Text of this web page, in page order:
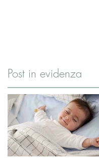
Post in evidenza